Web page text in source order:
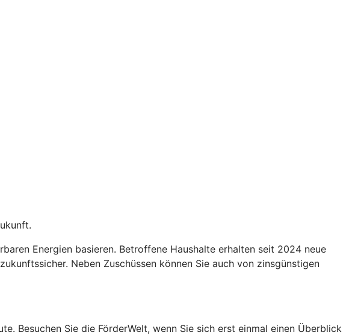
Energien basieren. Betroffene Haushalte erhalten seit 2024 neue
Neben Zuschüssen können Sie auch von zinsgünstigen
Besuchen Sie die FörderWelt, wenn Sie sich erst einmal einen Überblick